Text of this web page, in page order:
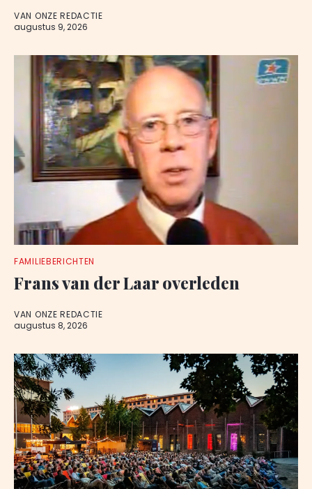
VAN ONZE REDACTIE
augustus 9, 2026
FAMILIEBERICHTEN
Frans van der Laar overleden
VAN ONZE REDACTIE
augustus 8, 2026